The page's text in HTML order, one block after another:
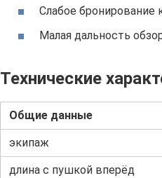
Слабое бронирование
Малая дальность
Технические
Общие данные
экипаж
длина с пушкой вперёд